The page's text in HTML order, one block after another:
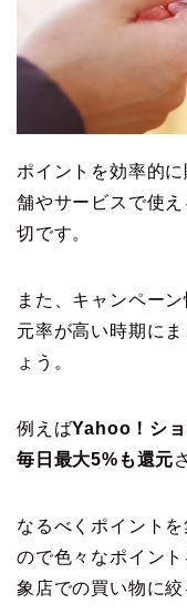
ポイントを効率的
舗やサービスで使
切です。
また、キャンペー
元率が高い時期に
ょう。
例えばYahoo！シ
毎日最大5%も還元
なるべくポイント
ので色々なポイン
象店での買い物に絞